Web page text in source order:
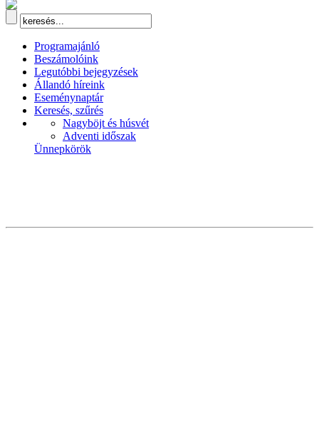
Programajánló
Beszámolóink
Legutóbbi bejegyzések
Állandó híreink
Eseménynaptár
Keresés, szűrés
Nagyböjt és húsvét
Adventi időszak
Ünnepkörök